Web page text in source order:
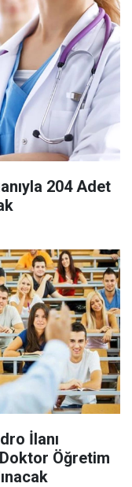
204 Adet
İlanı
Öğretim